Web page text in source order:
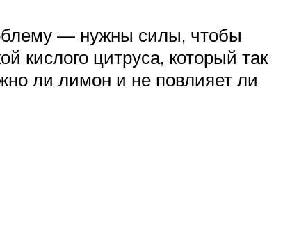
— нужны силы, чтобы
кислого цитруса, который так
ли лимон и не повлияет ли